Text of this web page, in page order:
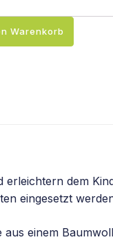
Warenkorb
dem
eingesetzt
einem